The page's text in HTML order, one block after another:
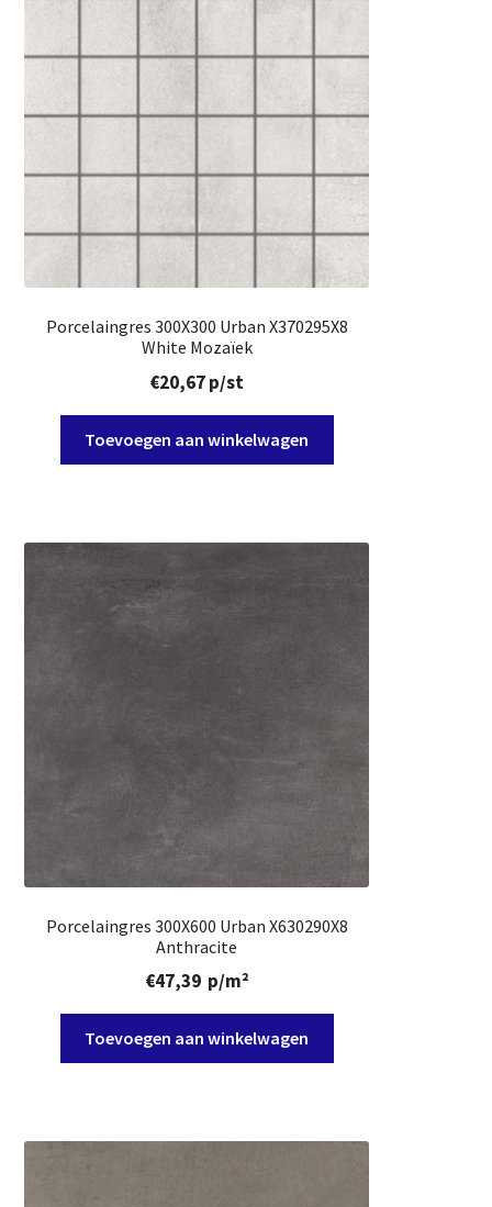
Porcelaingres 300X300 Urban X370295X8
White Mozaïek
€20,67p/st
Toevoegen aan winkelwagen
Porcelaingres 300X600 Urban X630290X8
Anthracite
€47,39 p/m²
Toevoegen aan winkelwagen